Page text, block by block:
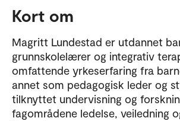
Kort om
Magritt Lundestad er utdannet
grunnskolelærer og integrativ
omfattende yrkeserfaring fra
annet som pedagogisk leder og
tilknyttet undervisning og
fagområdene ledelse, veiledning